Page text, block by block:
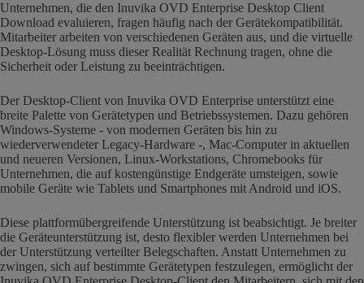
Unternehmen, die den Inuvika OVD Enterprise Desktop Client
Download evaluieren, fragen häufig nach der Gerätekompatibilität.
Mitarbeiter arbeiten von verschiedenen Geräten aus, und die virtuelle
Desktop-Lösung muss dieser Realität Rechnung tragen, ohne die
Sicherheit oder Leistung zu beeinträchtigen.
Der Desktop-Client von Inuvika OVD Enterprise unterstützt eine
breite Palette von Gerätetypen und Betriebssystemen. Dazu gehören
Windows-Systeme - von modernen Geräten bis hin zu
wiederverwendeter Legacy-Hardware -, Mac-Computer in aktuellen
und neueren Versionen, Linux-Workstations, Chromebooks für
Unternehmen, die auf kostengünstige Endgeräte umsteigen, sowie
mobile Geräte wie Tablets und Smartphones mit Android und iOS.
Diese plattformübergreifende Unterstützung ist beabsichtigt. Je breiter
die Geräteunterstützung ist, desto flexibler werden Unternehmen bei
der Unterstützung verteilter Belegschaften. Anstatt Unternehmen zu
zwingen, sich auf bestimmte Gerätetypen festzulegen, ermöglicht der